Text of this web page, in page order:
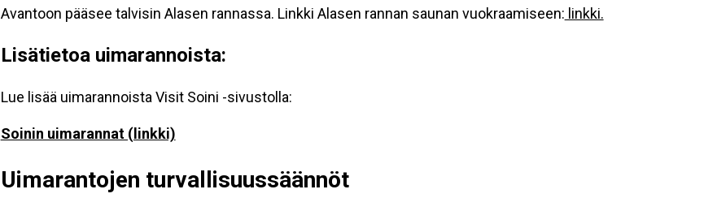
Avantoon pääsee talvisin Alasen rannassa. Linkki Alasen rannan saunan vuokraamiseen: linkki.
Lisätietoa uimarannoista:
Lue lisää uimarannoista Visit Soini -sivustolla:
Soinin uimarannat (linkki)
Uimarantojen turvallisuussäännöt